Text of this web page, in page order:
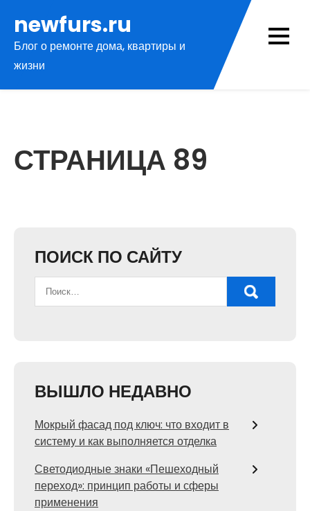
содержимому
newfurs.ru
Блог о ремонте дома, квартиры и
жизни
СТРАНИЦА 89
ПОИСК ПО САЙТУ
ВЫШЛО НЕДАВНО
Мокрый фасад под ключ: что входит в
систему и как выполняется отделка
Светодиодные знаки «Пешеходный
переход»: принцип работы и сферы
применения